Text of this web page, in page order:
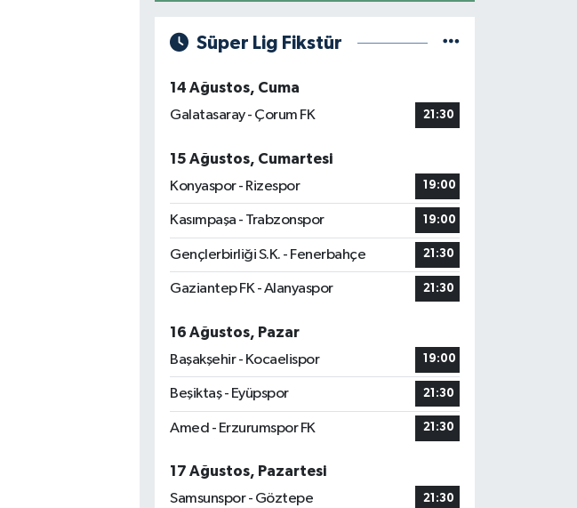
Süper Lig Fikstür
14 Ağustos, Cuma
Galatasaray - Çorum FK
21:30
15 Ağustos, Cumartesi
Konyaspor - Rizespor
19:00
Kasımpaşa - Trabzonspor 19:00
Gençlerbirliği S.K. - Fenerbahçe 21:30
Gaziantep FK - Alanyaspor 21:30
16 Ağustos, Pazar
Başakşehir - Kocaelispor
19:00
Beşiktaş - Eyüpspor 21:30
Amed - Erzurumspor FK 21:30
17 Ağustos, Pazartesi
Samsunspor - Göztepe
21:30